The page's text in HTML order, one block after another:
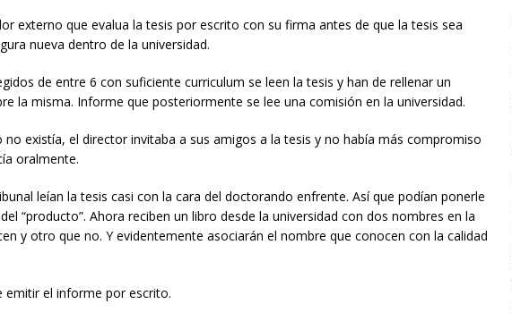
externo que evalua la tesis por escrito con su firma antes de que la tesis sea
nueva dentro de la universidad.
de entre 6 con suficiente curriculum se leen la tesis y han de rellenar un
la misma. Informe que posteriormente se lee una comisión en la universidad.
no existía, el director invitaba a sus amigos a la tesis y no había más compromiso
oralmente.
leían la tesis casi con la cara del doctorando enfrente. Así que podían ponerle
“producto”. Ahora reciben un libro desde la universidad con dos nombres en la
y otro que no. Y evidentemente asociarán el nombre que conocen con la calidad
emitir el informe por escrito.